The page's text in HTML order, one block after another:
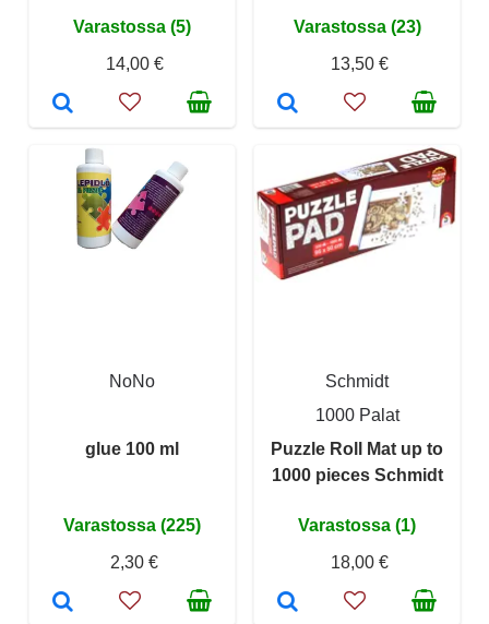
Varastossa (5)
14,00 €
Varastossa (23)
13,50 €
NoNo
glue 100 ml
Varastossa (225)
2,30 €
Schmidt
1000 Palat
Puzzle Roll Mat up to
1000 pieces Schmidt
Varastossa (1)
18,00 €